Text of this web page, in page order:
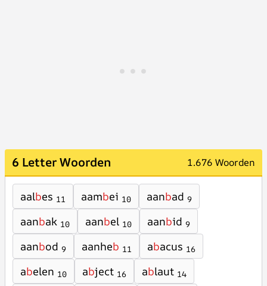
6 Letter Woorden 1.676 Woorden
aalbes 11 aambei 10 aanbad 9
aanbak 10 aanbel 10 aanbid 9
aanbod 9 aanheb 11 abacus 16
abelen 10 abject 16 ablaut 14